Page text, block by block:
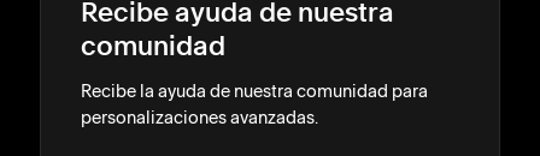
Recibe ayuda de nuestra
comunidad
Recibe la ayuda de nuestra comunidad para
personalizaciones avanzadas.